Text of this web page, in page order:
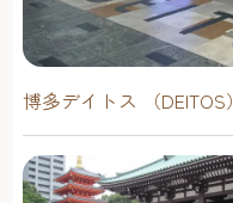
博多デイトス （DEITOS）